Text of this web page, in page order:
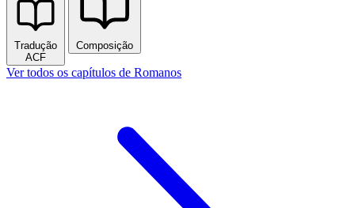
Tradução
ACF
Composição
Ver todos os capítulos de Romanos